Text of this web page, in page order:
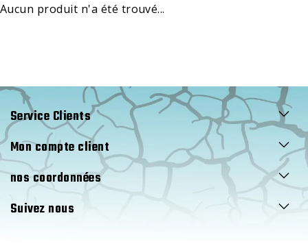
Aucun produit n'a été trouvé...
Service Clients
Mon compte client
nos coordonnées
Suivez nous